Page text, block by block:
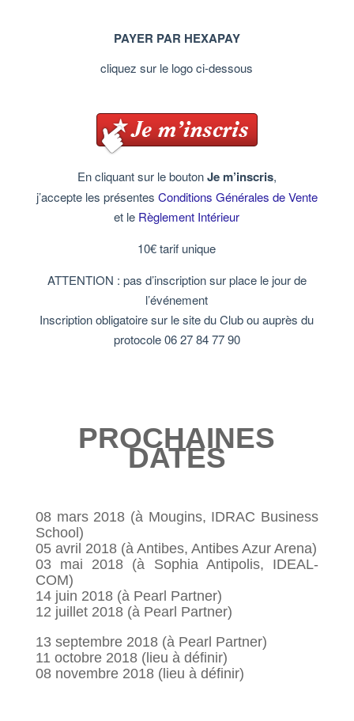
PAYER PAR HEXAPAY
cliquez sur le logo ci-dessous
En cliquant sur le boutonJe m’inscris,
j’accepte les présentes Conditions Générales de Vente
et le Règlement Intérieur
10€ tarif unique
ATTENTION : pas d’inscription sur place le jour de
l’événement
Inscription obligatoire sur le site du Club ou auprès du
protocole 06 27 84 77 90
PROCHAINES
DATES
08 mars 2018 (à Mougins, IDRAC Business
School)
05 avril 2018 (à Antibes, Antibes Azur Arena)
03 mai 2018 (à Sophia Antipolis, IDEAL-
COM)
14 juin 2018 (à Pearl Partner)
12 juillet 2018 (à Pearl Partner)
13 septembre 2018 (à Pearl Partner)
11 octobre 2018 (lieu à définir)
08 novembre 2018 (lieu à définir)